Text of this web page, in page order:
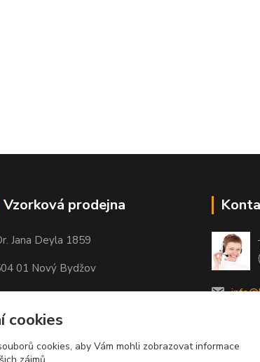
Vzorková prodejna
Jana Deyla 1859
01 Nový Bydžov
doba:
- Pá 8:00 - 17:00
- 8:00 - 17:00
cookies
cookies, aby Vám mohli zobrazovat informace